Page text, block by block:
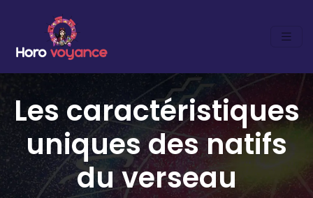
Les caractéristiques
uniques des natifs
du verseau